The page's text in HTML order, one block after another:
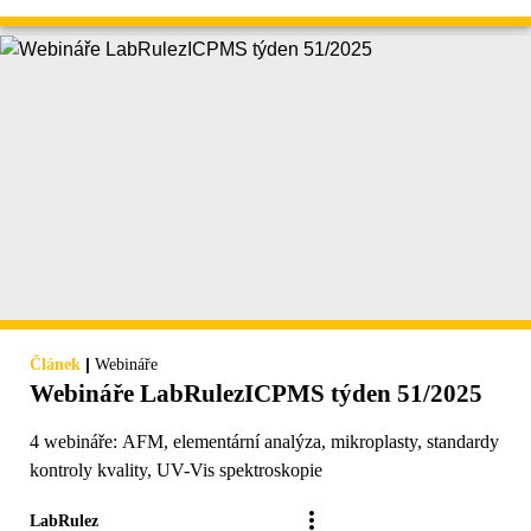
Článek | Webináře
Webináře LabRulezICPMS týden 51/2025
4 webináře: AFM, elementární analýza, mikroplasty, standardy
kontroly kvality, UV-Vis spektroskopie
LabRulez